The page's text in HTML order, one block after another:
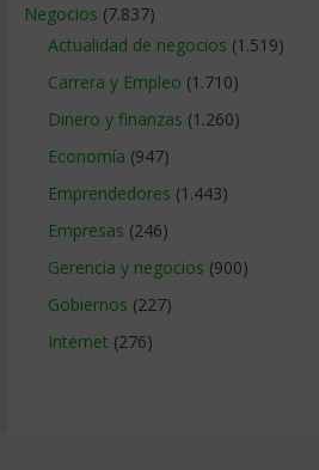
Negocios (7.837)
Actualidad de negocios (1.519)
Carrera y Empleo (1.710)
Dinero y finanzas (1.260)
Economía (947)
Emprendedores (1.443)
Empresas (246)
Gerencia y negocios (900)
Gobiernos (227)
Internet (276)